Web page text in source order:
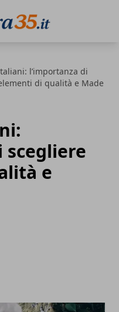
l’importanza di
di qualità e Made
scegliere
e